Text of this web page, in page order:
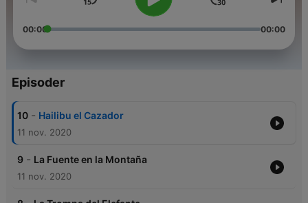
00:00 00:00
Episoder
10 - Hailibu el Cazador
11 nov. 2020
9 - La Fuente en la Montaña
11 nov. 2020